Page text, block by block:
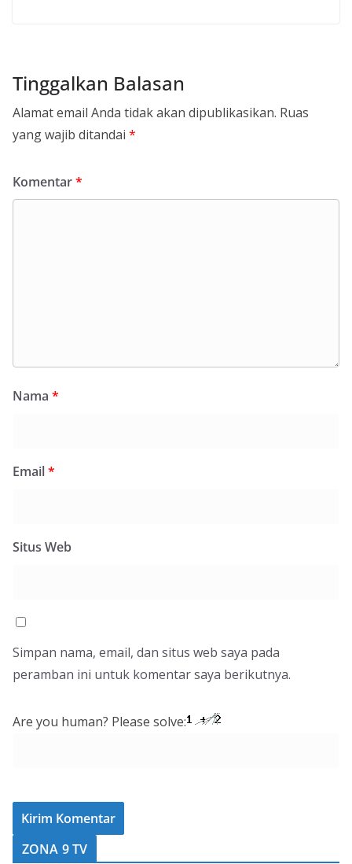
Tinggalkan Balasan
Alamat email Anda tidak akan dipublikasikan. Ruas
yang wajib ditandai *
Komentar*
Nama *
Email*
Situs Web
Simpan nama, email, dan situs web saya pada
peramban ini untuk komentar saya berikutnya.
Are you human? Please solve:
ZONA 9 TV